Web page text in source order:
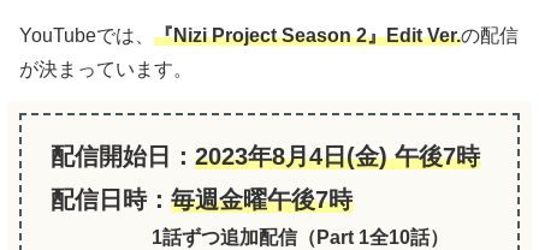
YouTubeでは、 『Nizi Project Season 2』Edit Ver.の配信
が決まっています。
配信開始日： 2023年8月4日(金) 午後7時
配信日時： 毎週金曜午後7時
1話ずつ追加配信（Part 1全10話）